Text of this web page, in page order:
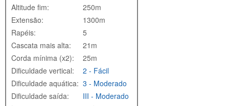
Altitude fim:
250m
Extensão:
1300m
Rapéis:
5
Cascata mais alta:
21m
Corda mínima (x2):
25m
Dificuldade vertical:
2 - Fácil
Dificuldade aquática: 3 - Moderado
Dificuldade saída:
III - Moderado